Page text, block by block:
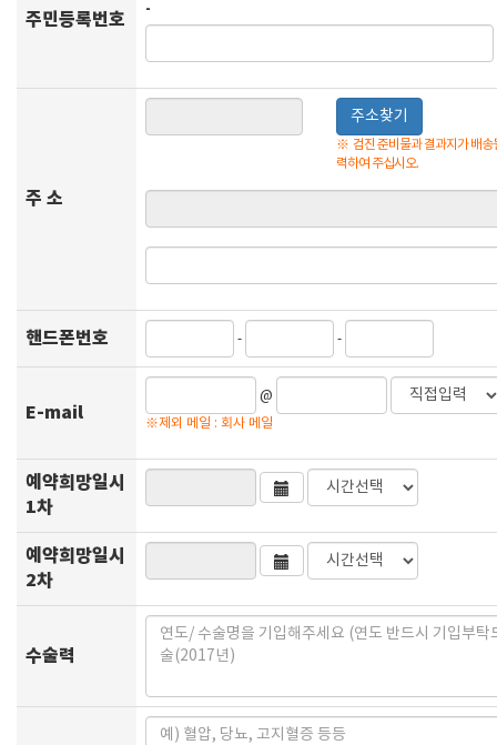
주민등록번호 -
주 소
주소찾기
※ 검진 준비물과 결과지가 배
력하여 주십시오.
핸드폰번호 - -
E-mail
@
※제외 메일 : 회사 메일
예약희망일시
1차
예약희망일시
2차
수술력